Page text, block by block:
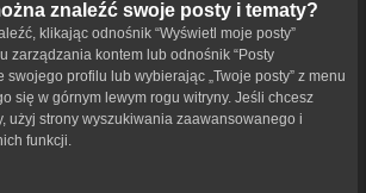
znaleźć swoje posty i tematy?
klikając odnośnik “Wyświetl moje posty”
zarządzania kontem lub odnośnik “Posty
swojego profilu lub wybierając „Twoje posty” z menu
się w górnym lewym rogu witryny. Jeśli chcesz
użyj strony wyszukiwania zaawansowanego i
funkcji.